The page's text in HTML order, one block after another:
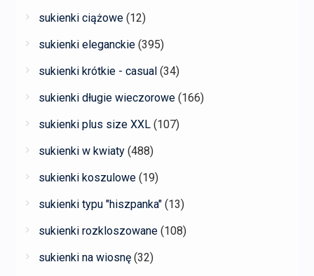
sukienki ciążowe (12)
sukienki eleganckie (395)
sukienki krótkie - casual (34)
sukienki długie wieczorowe (166)
sukienki plus size XXL (107)
sukienki w kwiaty (488)
sukienki koszulowe (19)
sukienki typu "hiszpanka" (13)
sukienki rozkloszowane (108)
sukienki na wiosnę (32)